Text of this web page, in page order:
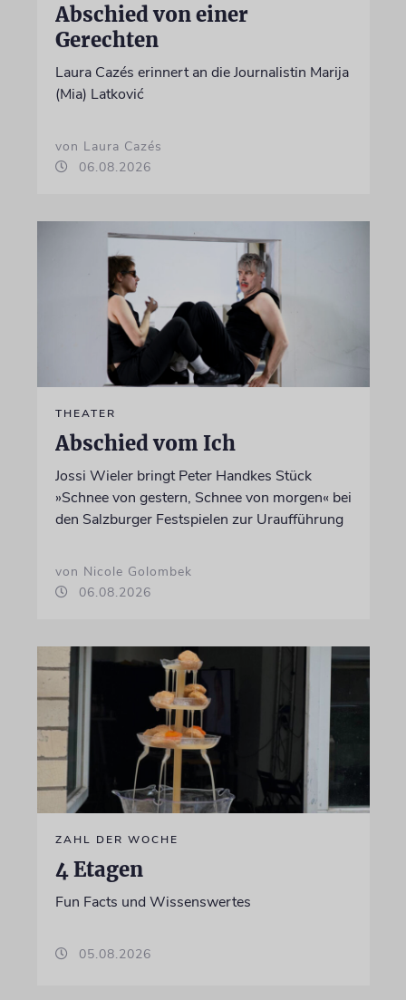
Abschied von einer
Gerechten
Laura Cazés erinnert an die Journalistin Marija
(Mia) Latković
von Laura Cazés
06.08.2026
THEATER
Abschied vom Ich
Jossi Wieler bringt Peter Handkes Stück
»Schnee von gestern, Schnee von morgen« bei
den Salzburger Festspielen zur Uraufführung
von Nicole Golombek
06.08.2026
ZAHL DER WOCHE
4 Etagen
Fun Facts und Wissenswertes
05.08.2026